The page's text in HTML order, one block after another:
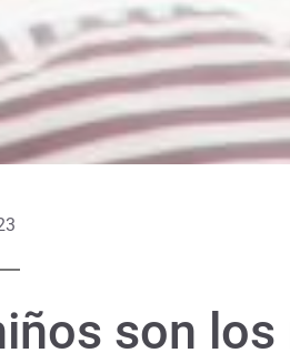
son